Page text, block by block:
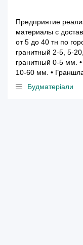
Предприятие
материалы с
от 5 до 40 тн по
гранитный 2-5, 5-
гранитный 0-5 мм.
10-60 мм. •
Будматеріали